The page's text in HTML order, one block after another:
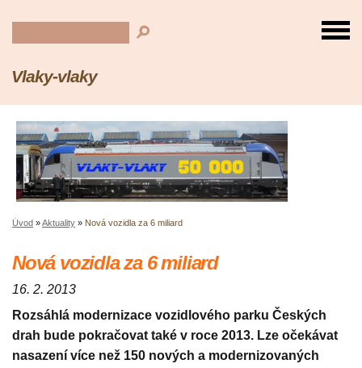
Vlaky-vlaky
Úvod »Aktuality » Nová vozidla za 6 miliard
Nová vozidla za 6 miliard
16. 2. 2013
Rozsáhlá modernizace vozidlového parku Českých
drah bude pokračovat také v roce 2013. Lze očekávat
nasazení více než 150 nových a modernizovaných